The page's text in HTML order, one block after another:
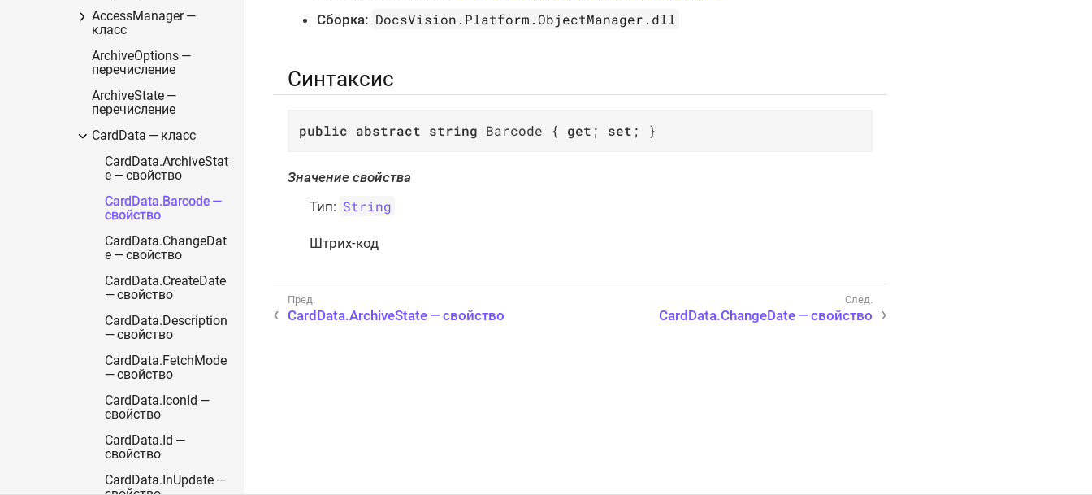
AccessManager —
класс
ArchiveOptions —
перечисление
ArchiveState —
перечисление
CardData — класс
CardData.ArchiveStat
e — свойство
CardData.Barcode —
свойство
CardData.ChangeDat
e — свойство
CardData.CreateDate
— свойство
CardData.Description
— свойство
CardData.FetchMode
— свойство
CardData.IconId —
свойство
CardData.Id —
свойство
CardData.InUpdate —
Сборка: DocsVision.Platform.ObjectManager.dll
Синтаксис
public abstract string Barcode { get ; set ; }
Значение свойства
Тип: String
Штрих-код
CardData.ArchiveState — свойство CardData.ChangeDate — свойство